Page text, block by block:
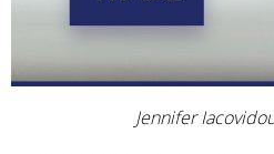
Jennifer